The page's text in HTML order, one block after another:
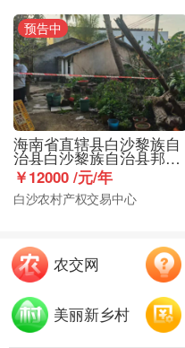
预告中
海南省直辖县白沙黎族自
治县白沙黎族自治县邦溪
镇孟果路58、60、62号商
铺后方约940㎡（约合1.41
亩）土地出租
￥12000 /元/年
白沙农村产权交易中心
农交网
美丽新乡村